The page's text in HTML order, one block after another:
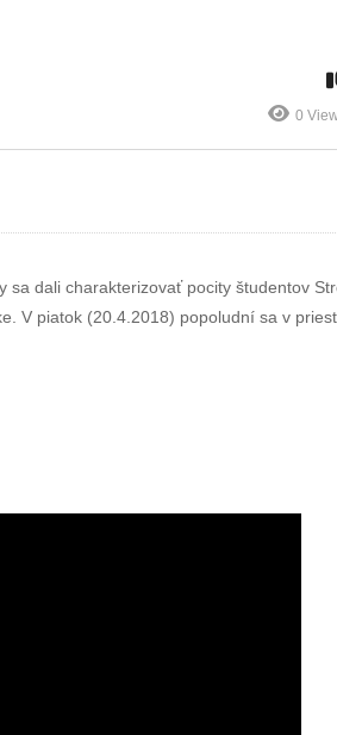
0
sa dali charakterizovať pocity študentov
V piatok (20.4.2018) popoludní sa v